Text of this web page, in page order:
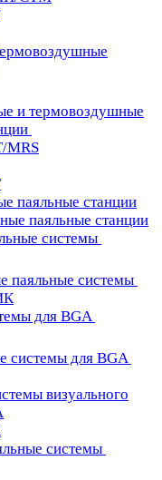
и термовоздушные
MRS
паяльные станции
паяльные станции
системы
паяльные системы
для BGA
системы для BGA
визуального
системы